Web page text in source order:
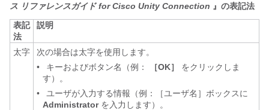
ス リファレンスガイド for Cisco Unity Connection 』の表記法
表記
法
説明
太字
次の場合は太字を使用します。
•
キーおよびボタン名（例： ［OK］
をクリックしま
す）。
•
ユーザが入力する情報（例：［ユーザ名］ボックスに
Administratorを入力します）。